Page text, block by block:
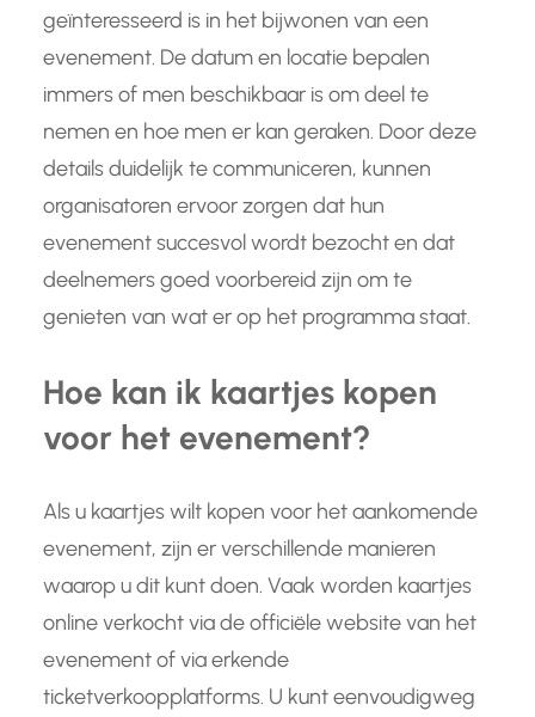
geïnteresseerd is in het bijwonen van een
evenement. De datum en locatie bepalen
immers of men beschikbaar is om deel te
nemen en hoe men er kan geraken. Door deze
details duidelijk te communiceren, kunnen
organisatoren ervoor zorgen dat hun
evenement succesvol wordt bezocht en dat
deelnemers goed voorbereid zijn om te
genieten van wat er op het programma staat.
Hoe kan ik kaartjes kopen
voor het evenement?
Als u kaartjes wilt kopen voor het aankomende
evenement, zijn er verschillende manieren
waarop u dit kunt doen. Vaak worden kaartjes
online verkocht via de officiële website van het
evenement of via erkende
ticketverkoopplatforms. U kunt eenvoudigweg